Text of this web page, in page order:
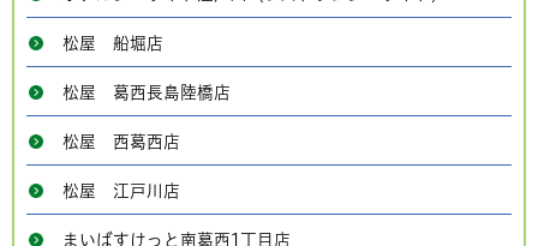
松屋 船堀店
松屋 葛西長島陸橋店
松屋 西葛西店
松屋 江戸川店
まいばすけっと南葛西1丁目店